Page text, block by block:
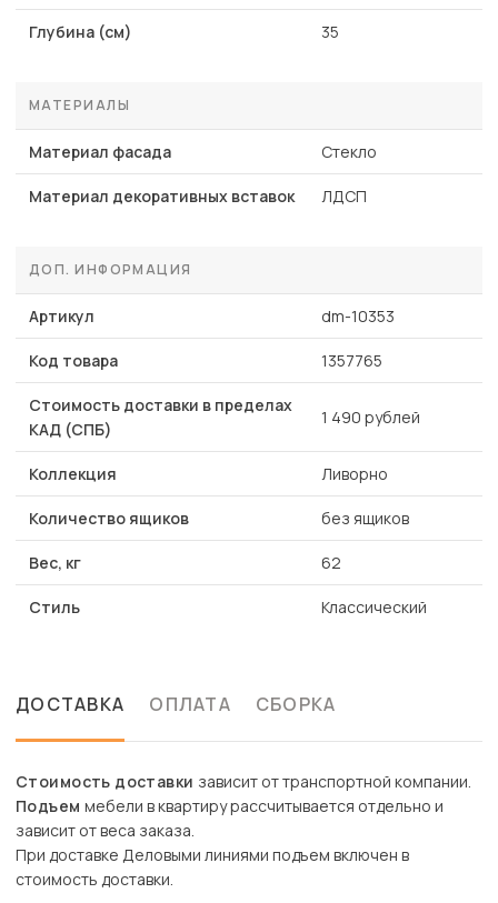
Глубина (см) 35
МАТЕРИАЛЫ
Материал фасада Стекло
Материал декоративных вставок ЛДСП
ДОП. ИНФОРМАЦИЯ
Артикул dm-10353
Код товара 1357765
Стоимость доставки в пределах
КАД (СПБ)
1 490 рублей
Коллекция Ливорно
Количество ящиков без ящиков
Вес, кг 62
Стиль Классический
ДОСТАВКА ОПЛАТА СБОРКА
Стоимость доставки зависит от транспортной компании.
Подъем мебели в квартиру рассчитывается отдельно и
зависит от веса заказа.
При доставке Деловыми линиями подъем включен в
стоимость доставки.